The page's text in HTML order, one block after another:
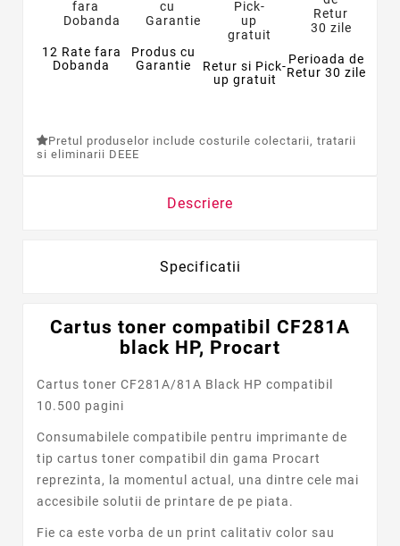
12 Rate fara
Dobanda
Produs cu
Garantie
Retur si Pick-
up gratuit
Perioada de
Retur 30 zile
Pretul produselor include costurile colectarii, tratarii
si eliminarii DEEE
Descriere
Specificatii
Cartus toner compatibil CF281A
black HP, Procart
Cartus toner CF281A/81A Black HP compatibil
10.500 pagini
Consumabilele compatibile pentru imprimante de
tip cartus toner compatibil din gama Procart
reprezinta, la momentul actual, una dintre cele mai
accesibile solutii de printare de pe piata.
Fie ca este vorba de un print calitativ color sau